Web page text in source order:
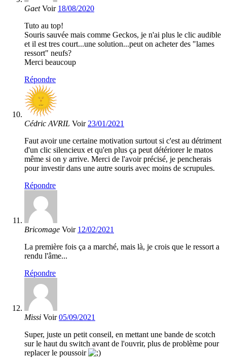
Gaet Voir 18/08/2020
Tuto au top!
Souris sauvée mais comme Geckos, je n'ai plus le clic audible
et il est tres court...une solution...peut on acheter des "lames
ressort" neufs?
Merci beaucoup
Répondre
Cédric AVRIL Voir 23/01/2021
Faut avoir une certaine motivation surtout si c'est au détriment
d'un clic silencieux et qu'en plus ça peut détériorer le matos
même si on y arrive. Merci de l'avoir précisé, je pencherais
pour investir dans une autre souris avec moins de scrupules.
Répondre
Bricomage Voir 12/02/2021
La première fois ça a marché, mais là, je crois que le ressort a
rendu l'âme...
Répondre
Missi Voir 05/09/2021
Super, juste un petit conseil, en mettant une bande de scotch
sur le haut du switch avant de l'ouvrir, plus de problème pour
replacer le poussoir